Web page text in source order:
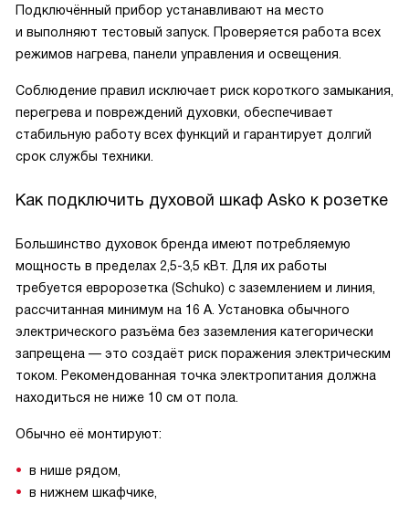
Подключённый прибор устанавливают на место
и выполняют тестовый запуск. Проверяется работа всех
режимов нагрева, панели управления и освещения.
Соблюдение правил исключает риск короткого замыкания,
перегрева и повреждений духовки, обеспечивает
стабильную работу всех функций и гарантирует долгий
срок службы техники.
Как подключить духовой шкаф Asko к розетке
Большинство духовок бренда имеют потребляемую
мощность в пределах 2,5-3,5 кВт. Для их работы
требуется евророзетка (Schuko) с заземлением и линия,
рассчитанная минимум на 16 А. Установка обычного
электрического разъёма без заземления категорически
запрещена — это создаёт риск поражения электрическим
током. Рекомендованная точка электропитания должна
находиться не ниже 10 см от пола.
Обычно её монтируют:
в нише рядом,
в нижнем шкафчике,